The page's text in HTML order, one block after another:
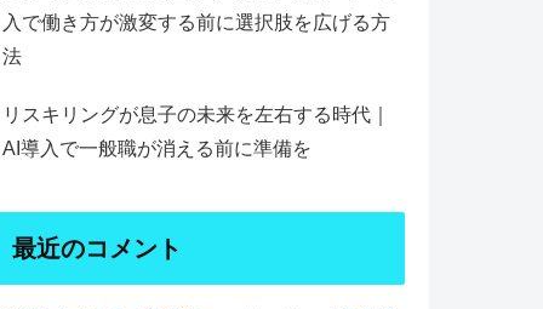
入で働き方が激変する前に選択肢を広げる方
法
リスキリングが息子の未来を左右する時代｜
AI導入で一般職が消える前に準備を
最近のコメント